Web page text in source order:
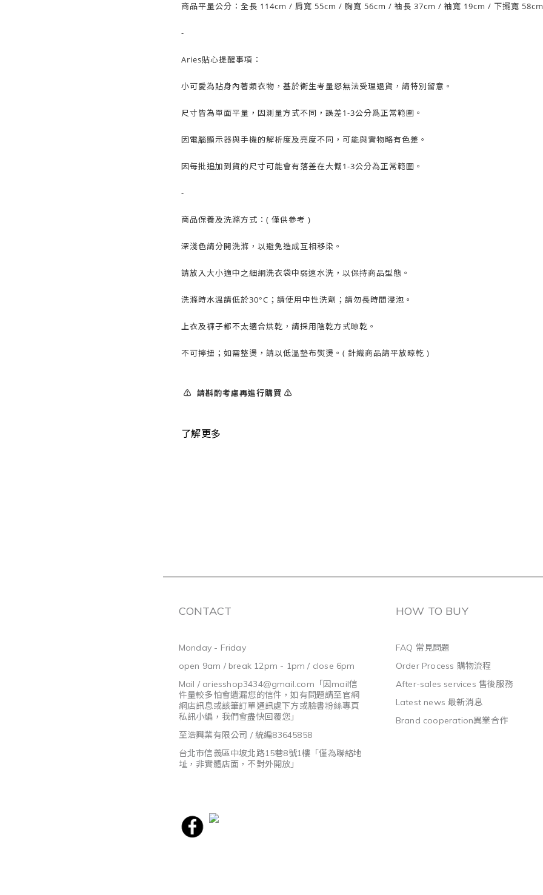
商品平量公分：全長 114cm / 肩寬 55cm / 胸寬 56cm / 袖長 37cm / 袖寬 19cm / 下擺寬 58cm
-
Aries貼心提醒事項：
小可愛為貼身內著類衣物，基於衛生考量怒無法受理退貨，請特別留意。
尺寸皆為單面平量，因測量方式不同，誤差1-3公分爲正常範圍。
因電腦顯示器與手機的解析度及亮度不同，可能與實物略有色差。
因每批追加到貨的尺寸可能會有落差在大慨1-3公分為正常範圍。
-
商品保養及洗滌方式：( 僅供參考 )
深淺色請分開洗滌，以避免造成互相移染。
請放入大小適中之細網洗衣袋中弱速水洗，以保持商品型態。
洗滌時水溫請低於30°C；請使用中性洗劑；請勿長時間浸泡。
上衣及褲子都不太適合烘乾，請採用陰乾方式晾乾。
不可擰扭；如需整燙，請以低溫墊布熨燙。( 針織商品請平放晾乾 )
⚠️ 請斟酌考慮再進行購買 ⚠️
了解更多
CONTACT
Monday - Friday
open 9am / break 12pm - 1pm / close 6pm
Mail / ariesshop3434@gmail.com 「因mail信
件量較多怕會遺漏您的信件，如有問題請至官網
網店訊息或該筆訂單通訊處下方或臉書粉絲專頁
私訊小編，我們會盡快回覆您」
至浩興業有限公司 / 統編83645858
台北市信義區中坡北路15巷8號1樓「僅為聯絡地
址，非實體店面，不對外開放」
HOW TO BUY
FAQ 常見問題
Order Process 購物流程
After-sales services 售後服務
Latest news 最新消息
Brand cooperation異業合作